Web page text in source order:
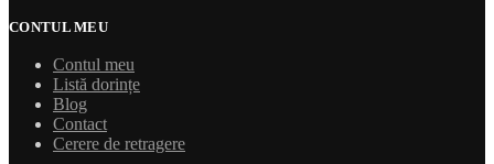
CONTUL MEU
Contul meu
Listă dorințe
Blog
Contact
Cerere de retragere